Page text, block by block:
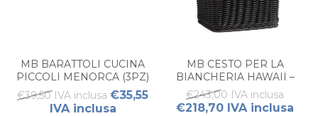
MB BARATTOLI CUCINA
PICCOLI MENORCA (3PZ)
WHITE
€39,50 IVA inclusa €35,55
IVA inclusa
MB CESTO PER LA
BIANCHERIA HAWAII –
NERO
€243,00 IVA inclusa
€218,70 IVA inclusa